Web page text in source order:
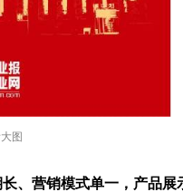
图
、营销模式单一，产品展